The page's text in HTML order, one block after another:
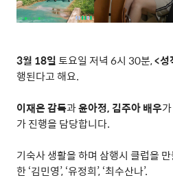
3월 18일토요일 저녁 6시 30분,<성
행된다고 해요.
이재은 감독과윤아정, 김주아 배우가
가 진행을 담당합니다.
기숙사 생활을 하며 삼행시 클럽을
한‘김민영’, ‘유정희’, ‘최수산나’.